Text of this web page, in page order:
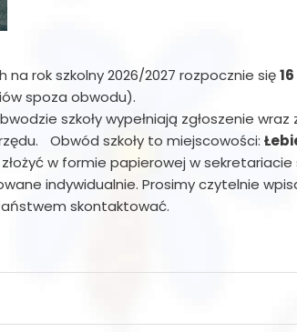
na rok szkolny 2026/2027 rozpocznie się
spoza obwodu).
szkoły wypełniają zgłoszenie
Obwód szkoły to miejscowości:
w formie papierowej w sekretariacie
indywidualnie. Prosimy czytelnie
skontaktować.